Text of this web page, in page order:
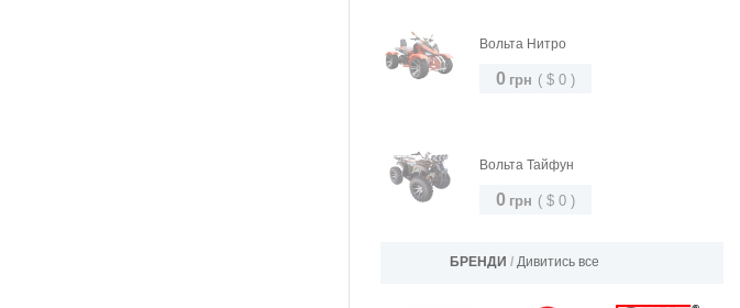
Вольта Нитро
0 грн ( $ 0 )
Вольта Тайфун
0 грн ( $ 0 )
БРЕНДИ / Дивитись все